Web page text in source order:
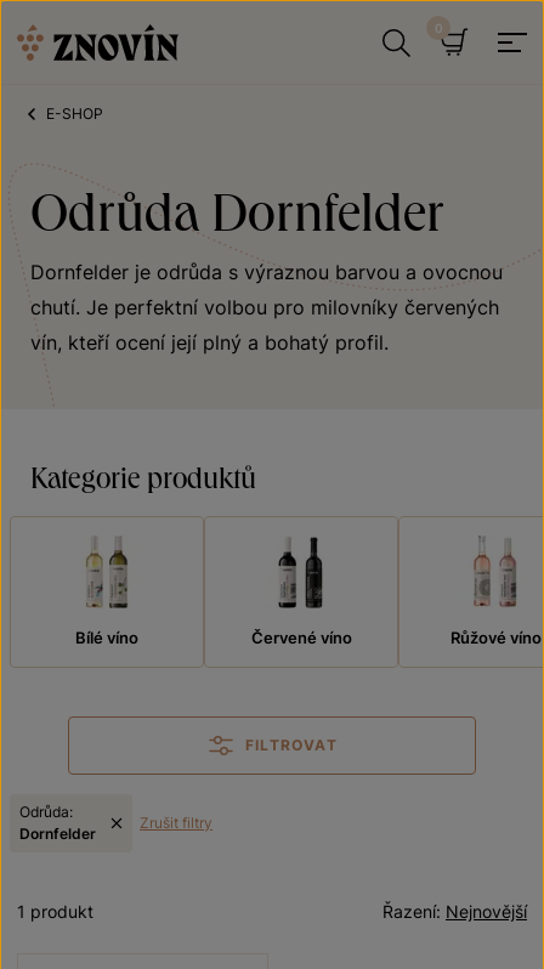
E-SHOP
Odrůda Dornfelder
Dornfelder je odrůda s výraznou barvou a ovocnou
chutí. Je perfektní volbou pro milovníky červených
vín, kteří ocení její plný a bohatý profil.
Kategorie produktů
Bílé víno Červené víno Růžové víno
FILTROVAT
Odrůda:
Dornfelder
Zrušit filtry
Nejnovější
Řazení:
1 produkt